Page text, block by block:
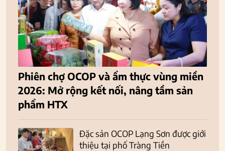
Phiên chợ OCOP và ẩm thực vùng miền
2026: Mở rộng kết nối, nâng tầm sản
phẩm HTX
Đặc sản OCOP Lạng Sơn được giới
thiệu tại phố Tràng Tiền